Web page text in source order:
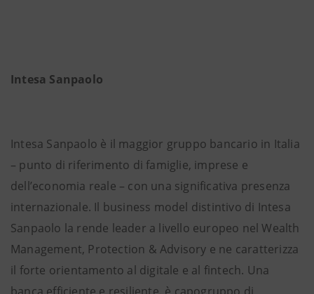
Intesa Sanpaolo
Intesa Sanpaolo è il maggior gruppo bancario in Italia
– punto di riferimento di famiglie, imprese e
dell’economia reale – con una significativa presenza
internazionale. Il business model distintivo di Intesa
Sanpaolo la rende leader a livello europeo nel Wealth
Management, Protection & Advisory e ne caratterizza
il forte orientamento al digitale e al fintech. Una